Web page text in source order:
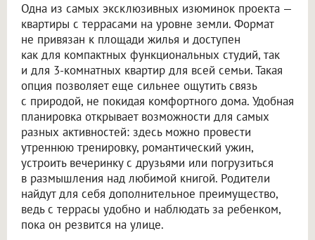
Одна из самых эксклюзивных изюминок проекта —
квартиры с террасами на уровне земли. Формат
не привязан к площади жилья и доступен
как для компактных функциональных студий, так
и для 3-комнатных квартир для всей семьи. Такая
опция позволяет еще сильнее ощутить связь
с природой, не покидая комфортного дома. Удобная
планировка открывает возможности для самых
разных активностей: здесь можно провести
утреннюю тренировку, романтический ужин,
устроить вечеринку с друзьями или погрузиться
в размышления над любимой книгой. Родители
найдут для себя дополнительное преимущество,
ведь с террасы удобно и наблюдать за ребенком,
пока он резвится на улице.